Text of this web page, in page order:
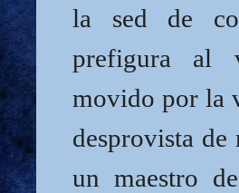
la sed de
prefigura al
movido por la
desprovista
un maestro